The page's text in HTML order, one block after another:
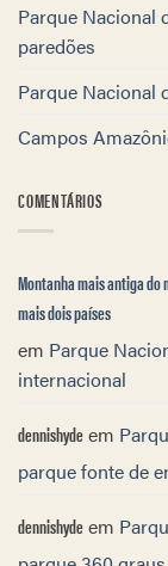
Parque Nacional
paredões
Parque Nacional
Campos
COMENTÁRIOS
Montanha mais antiga do
mais dois países
em Parque
internacional
dennishydeem
parque fonte de
dennishydeem